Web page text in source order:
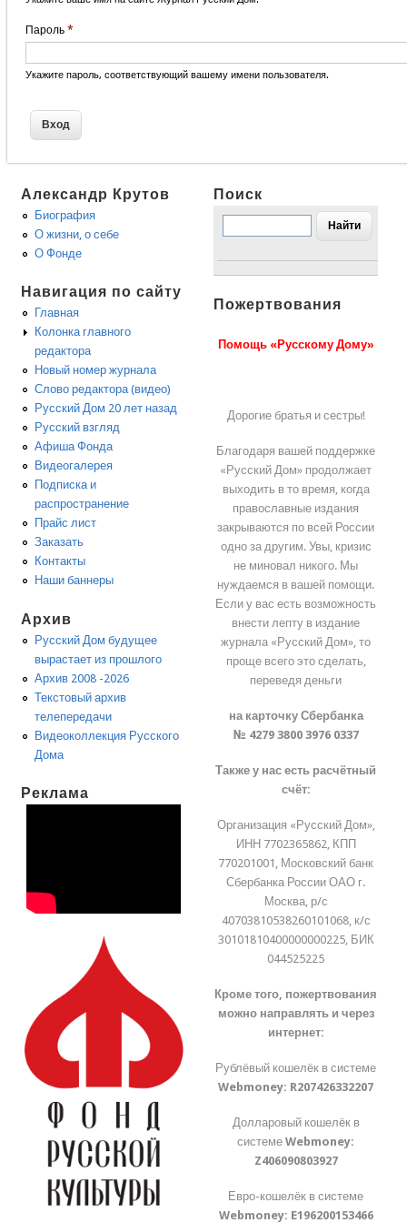
Пароль *
Укажите пароль, соответствующий вашему имени пользователя.
Александр Крутов
Биография
О жизни, о себе
О Фонде
Навигация по сайту
Главная
Колонка главного
редактора
Новый номер журнала
Слово редактора (видео)
Русский Дом 20 лет назад
Русский взгляд
Афиша Фонда
Видеогалерея
Подписка и
распространение
Прайс лист
Заказать
Контакты
Наши баннеры
Архив
Русский Дом будущее
вырастает из прошлого
Архив 2008 -2026
Текстовый архив
телепередачи
Видеоколлекция Русского
Дома
Реклама
Поиск
Пожертвования
Помощь «Русскому Дому»
Дорогие братья и сестры!
Благодаря вашей поддержке
«Русский Дом» продолжает
выходить в то время, когда
православные издания
закрываются по всей России
одно за другим. Увы, кризис
не миновал никого. Мы
нуждаемся в вашей помощи.
Если у вас есть возможность
внести лепту в издание
журнала «Русский Дом», то
проще всего это сделать,
переведя деньги
на карточку Сбербанка
№ 4279 3800 3976 0337
Также у нас есть расчётный
счёт:
Организация «Русский Дом»,
ИНН 7702365862, КПП
770201001, Московский банк
Сбербанка России ОАО г.
Москва, р/с
40703810538260101068, к/с
30101810400000000225, БИК
044525225
Кроме того, пожертвования
можно направлять и через
интернет:
Рублёвый кошелёк в системе
Webmoney: R207426332207
Долларовый кошелёк в
системеWebmoney:
Z406090803927
Евро-кошелёк в системе
Webmoney: E196200153466